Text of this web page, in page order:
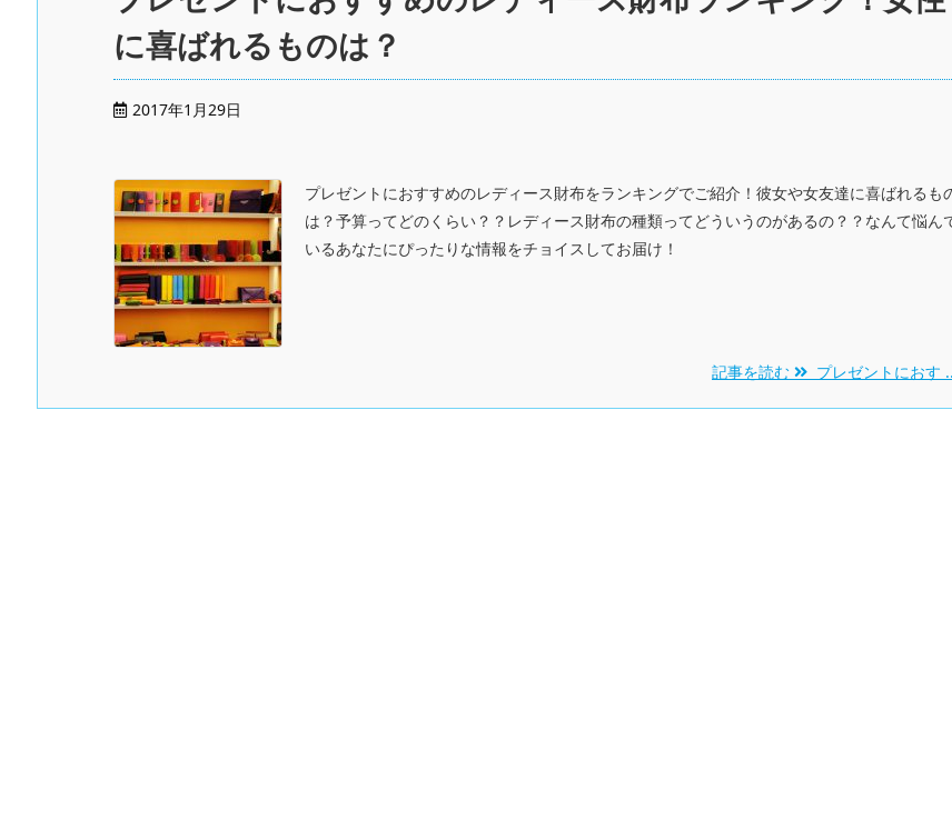
に喜ばれるものは？
2017年1月29日
プレゼントにおすすめのレディース財布をランキングでご紹介！彼女や女友達に喜ばれるも
は？予算ってどのくらい？？レディース財布の種類ってどういうのがあるの？？なんて悩ん
いるあなたにぴったりな情報をチョイスしてお届け！
記事を読む プレゼントにおす